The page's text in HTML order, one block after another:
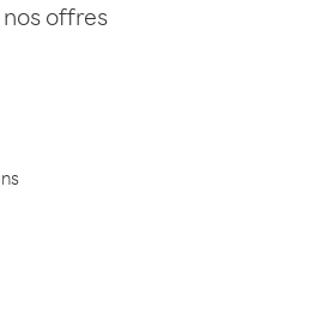
offres